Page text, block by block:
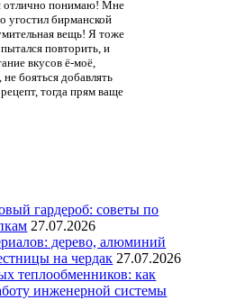
отлично понимаю! Мне
угостил бирманской
вещь! Я тоже
повторить, и
вкусов ё-моё,
бояться добавлять
тогда прям ваще
гардероб: советы по
27.07.2026
дерево, алюминий
на чердак 27.07.2026
теплообменников: как
инженерной системы